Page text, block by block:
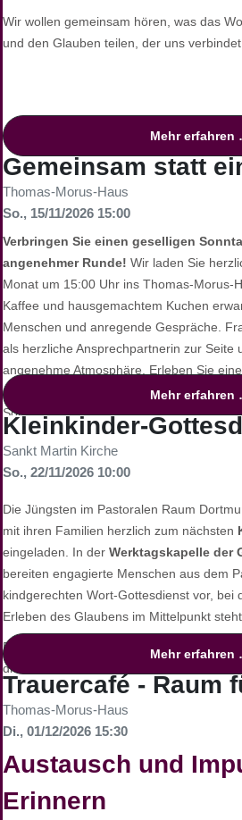
Jeden 1. Dienstag im Monat sind um
Thomas Morus Haus (Amalienstrasse
Leitung und Begleitung
Ein erfahrenes Team steht Ihnen zur Seite:
Hubertus Wand
Pastor Georg Birwer(Seelsorger
Schwester Maria Schneiderhan
Kontakt für Rückfragen
Bei Fragen wenden Sie sich gerne an:
Pfarrbüro Sankt Johannes Baptist:
Foto: Günther Wertz
Wir wollen gemeinsam hören, was das
und den Glauben teilen, der uns
Mehr erfahren
Gemeinsam statt
Thomas-Morus-Haus
So., 15/11/2026 15:00
Verbringen Sie einen geselligen
angenehmer Runde! Wir laden Sie
Monat um 15:00 Uhr ins Thomas-Morus-
Kaffee und hausgemachtem Kuchen
Menschen und anregende Gespräche.
als herzliche Ansprechpartnerin zur Seite
angenehme Atmosphäre. Erleben Sie
und Verbundenheit. Diese Veranstaltung
Sonntagnachmittag in Gesellschaft
uns auf Ihren Besuch und einen
Mehr erfahren
Kleinkinder-
Sankt Martin Kirche
So., 22/11/2026 10:00
Die Jüngsten im Pastoralen Raum
mit ihren Familien herzlich zum nächsten
eingeladen. In der Werktagskapelle der
bereiten engagierte Menschen aus dem
kindgerechten Wort-Gottesdienst vor, bei
Erleben des Glaubens im Mittelpunkt
Die Feier wird durch ansprechende Musik
die Bedürfnisse und die
zugeschnitten ist. So wird den Kindern
musikalischer Zugang zur Liturgie
Gemeinschaft auf
Im Anschluss an den Gottesdienst führt
auf denSpielplatz des Kindergartens
Mehr erfahren
Trauercafé - Raum
Thomas-Morus-Haus
Di., 01/12/2026 15:30
Austausch und
Erinnern